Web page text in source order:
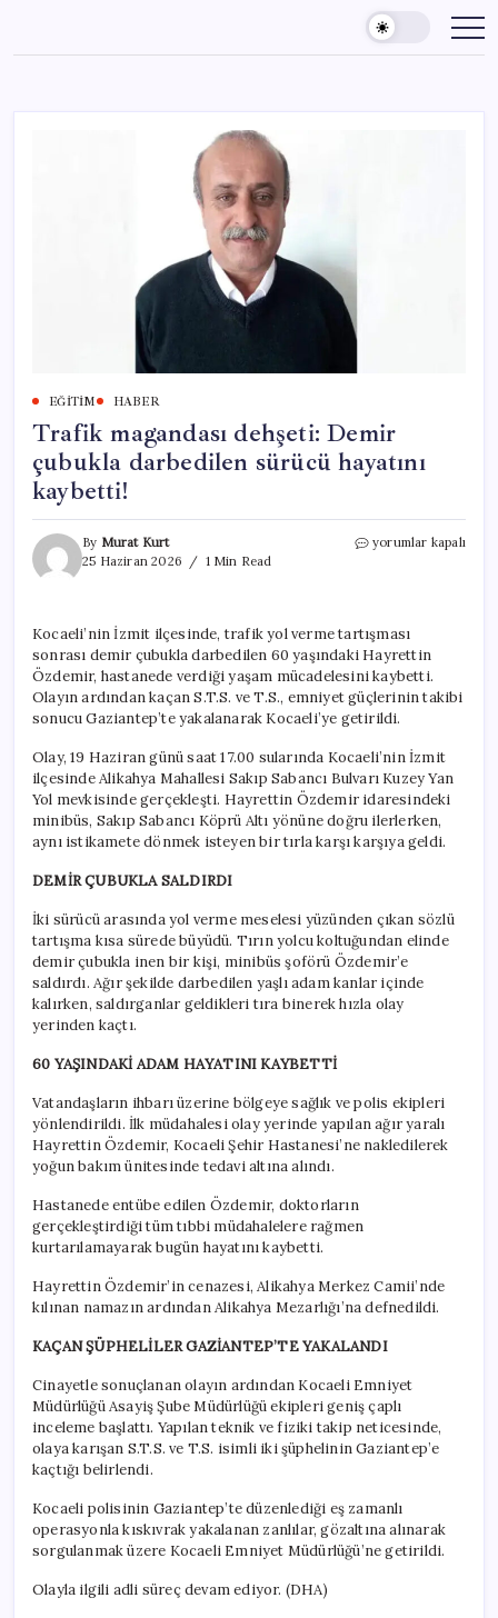
content
EĞITIM HABER
Trafik magandası dehşeti: Demir
çubukla darbedilen sürücü hayatını
kaybetti!
By Murat Kurt
25 Haziran 2026
1 Min Read
Trafik
darbedilen
sürücü
hayatını
kaybetti!
için
yorumlar kapalı
Kocaeli’nin İzmit ilçesinde, trafik yol verme tartışması
sonrası demir çubukla darbedilen 60 yaşındaki Hayrettin
Özdemir, hastanede verdiği yaşam mücadelesini kaybetti.
Olayın ardından kaçan S.T.S. ve T.S., emniyet güçlerinin takibi
sonucu Gaziantep’te yakalanarak Kocaeli’ye getirildi.
Olay, 19 Haziran günü saat 17.00 sularında Kocaeli’nin İzmit
ilçesinde Alikahya Mahallesi Sakıp Sabancı Bulvarı Kuzey Yan
Yol mevkisinde gerçekleşti. Hayrettin Özdemir idaresindeki
minibüs, Sakıp Sabancı Köprü Altı yönüne doğru ilerlerken,
aynı istikamete dönmek isteyen bir tırla karşı karşıya geldi.
DEMİR ÇUBUKLA SALDIRDI
İki sürücü arasında yol verme meselesi yüzünden çıkan sözlü
tartışma kısa sürede büyüdü. Tırın yolcu koltuğundan elinde
demir çubukla inen bir kişi, minibüs şoförü Özdemir’e
saldırdı. Ağır şekilde darbedilen yaşlı adam kanlar içinde
kalırken, saldırganlar geldikleri tıra binerek hızla olay
yerinden kaçtı.
60 YAŞINDAKİ ADAM HAYATINI KAYBETTİ
Vatandaşların ihbarı üzerine bölgeye sağlık ve polis ekipleri
yönlendirildi. İlk müdahalesi olay yerinde yapılan ağır yaralı
Hayrettin Özdemir, Kocaeli Şehir Hastanesi’ne nakledilerek
yoğun bakım ünitesinde tedavi altına alındı.
Hastanede entübe edilen Özdemir, doktorların
gerçekleştirdiği tüm tıbbi müdahalelere rağmen
kurtarılamayarak bugün hayatını kaybetti.
Hayrettin Özdemir’in cenazesi, Alikahya Merkez Camii’nde
kılınan namazın ardından Alikahya Mezarlığı’na defnedildi.
KAÇAN ŞÜPHELİLER GAZİANTEP’TE YAKALANDI
Cinayetle sonuçlanan olayın ardından Kocaeli Emniyet
Müdürlüğü Asayiş Şube Müdürlüğü ekipleri geniş çaplı
inceleme başlattı. Yapılan teknik ve fiziki takip neticesinde,
olaya karışan S.T.S. ve T.S. isimli iki şüphelinin Gaziantep’e
kaçtığı belirlendi.
Kocaeli polisinin Gaziantep’te düzenlediği eş zamanlı
operasyonla kıskıvrak yakalanan zanlılar, gözaltına alınarak
sorgulanmak üzere Kocaeli Emniyet Müdürlüğü’ne getirildi.
Olayla ilgili adli süreç devam ediyor. (DHA)